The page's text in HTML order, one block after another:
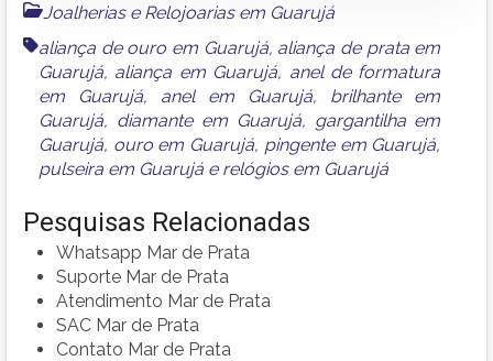
Joalherias e Relojoarias em Guarujá
aliança de ouro em Guarujá, aliança de prata em
Guarujá, aliança em Guarujá, anel de formatura
em Guarujá, anel em Guarujá, brilhante em
Guarujá, diamante em Guarujá, gargantilha em
Guarujá, ouro em Guarujá, pingente em Guarujá,
pulseira em Guarujá e relógios em Guarujá
Pesquisas Relacionadas
Whatsapp Mar de Prata
Suporte Mar de Prata
Atendimento Mar de Prata
SAC Mar de Prata
Contato Mar de Prata